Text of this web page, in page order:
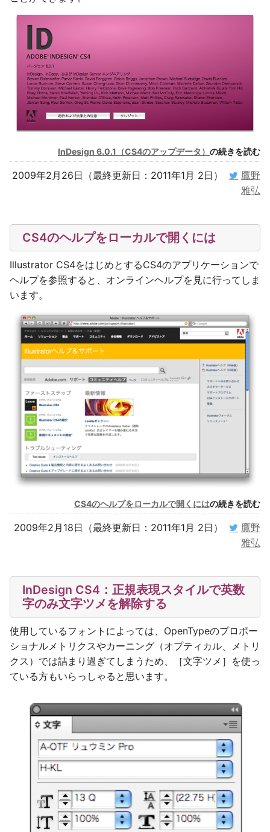
InDesign 6.0.1（CS4のアップデータ） の続きを読む
2009年2月26日（最終更新日：2011年1月 2日）
鷹野
雅弘
CS4のヘルプをローカルで開くには
Illustrator CS4をはじめとするCS4のアプリケーションで
ヘルプを参照すると、オンラインヘルプを見に行ってしま
います。
CS4のヘルプをローカルで開くにはの続きを読む
2009年2月18日（最終更新日：2011年1月 2日）
鷹野
雅弘
InDesign CS4：正規表現スタイルで英数
字のみ文字ツメを解除する
使用しているフォントによっては、OpenTypeのプロポー
ショナルメトリクスやカーニング（オプティカル、メトリ
クス）では詰まり過ぎてしまうため、［文字ツメ］を使っ
ている方もいらっしゃると思います。